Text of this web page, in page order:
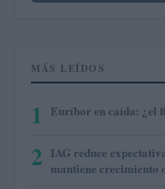
MÁS LEÍDOS
1 Euríbor en caída: ¿el
2 IAG reduce
mantiene crecimiento